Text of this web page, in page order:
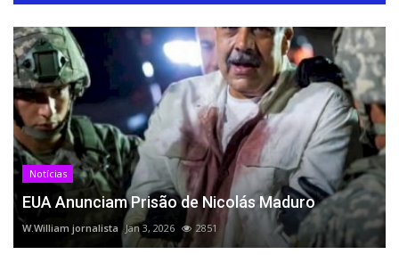
Notícias
EUA Anunciam Prisão de Nicolás Maduro
W.William jornalista Jan 3, 2026 2851